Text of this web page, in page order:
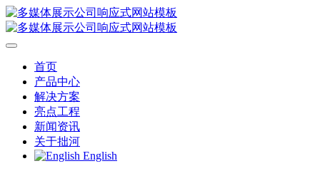
首页
产品中心
解决方案
亮点工程
新闻资讯
关于拙河
English